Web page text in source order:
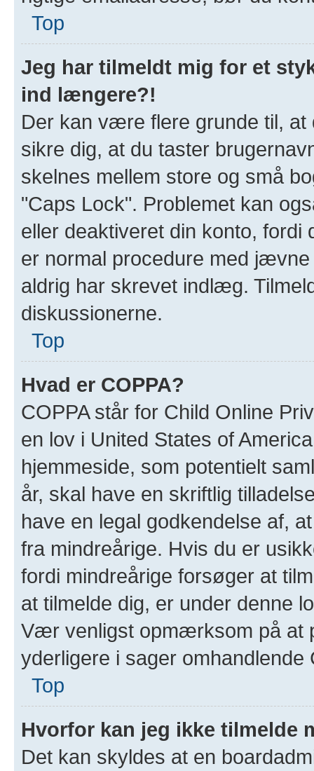
Top
Jeg har tilmeldt mig for et
ind længere?!
Der kan være flere grunde til,
sikre dig, at du taster
skelnes mellem store og små
"Caps Lock". Problemet kan
eller deaktiveret din konto,
er normal procedure med
aldrig har skrevet indlæg.
diskussionerne.
Top
Hvad er COPPA?
COPPA står for Child Online
en lov i United States of
hjemmeside, som potentielt
år, skal have en skriftlig
have en legal godkendelse af,
fra mindreårige. Hvis du er
fordi mindreårige forsøger at
at tilmelde dig, er under denne
Vær venligst opmærksom på at
yderligere i sager omhandlende
Top
Hvorfor kan jeg ikke tilmelde
Det kan skyldes at en